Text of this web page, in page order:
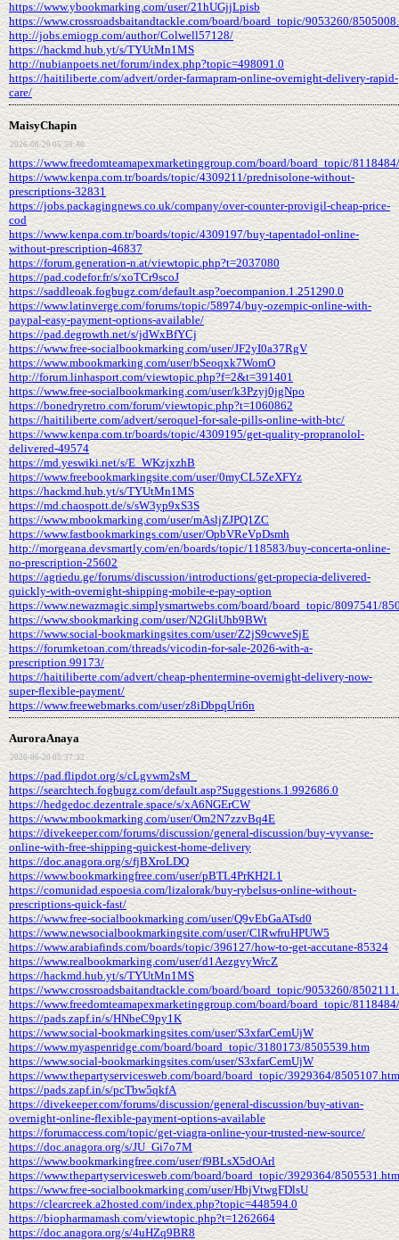
https://www.ybookmarking.com/user/21hUGjjLpisb
https://www.crossroadsbaitandtackle.com/board/board_topic/9053260/
http://jobs.emiogp.com/author/Colwell57128/
https://hackmd.hub.yt/s/TYUtMn1MS
http://nubianpoets.net/forum/index.php?topic=498091.0
https://haitiliberte.com/advert/order-farmapram-online-overnight-delivery-rapid-
care/
MaisyChapin
2026-06-20 05:50:40
https://www.freedomteamapexmarketinggroup.com/board/board_topic/
https://www.kenpa.com.tr/boards/topic/4309211/prednisolone-without-
prescriptions-32831
https://jobs.packagingnews.co.uk/company/over-counter-provigil-cheap-price-
cod
https://www.kenpa.com.tr/boards/topic/4309197/buy-tapentadol-online-
without-prescription-46837
https://forum.generation-n.at/viewtopic.php?t=2037080
https://pad.codefor.fr/s/xoTCr9scoJ
https://saddleoak.fogbugz.com/default.asp?oecompanion.1.251290.0
https://www.latinverge.com/forums/topic/58974/buy-ozempic-online-with-
paypal-easy-payment-options-available/
https://pad.degrowth.net/s/jdWxBfYCj
https://www.free-socialbookmarking.com/user/JF2yI0a37RgV
https://www.mbookmarking.com/user/bSeoqxk7WomO
http://forum.linhasport.com/viewtopic.php?f=2&t=391401
https://www.free-socialbookmarking.com/user/k3Pzyj0jgNpo
https://bonedryretro.com/forum/viewtopic.php?t=1060862
https://haitiliberte.com/advert/seroquel-for-sale-pills-online-with-btc/
https://www.kenpa.com.tr/boards/topic/4309195/get-quality-propranolol-
delivered-49574
https://md.yeswiki.net/s/E_WKzjxzhB
https://www.freebookmarkingsite.com/user/0myCL5ZeXFYz
https://hackmd.hub.yt/s/TYUtMn1MS
https://md.chaospott.de/s/sW3yp9xS3S
https://www.mbookmarking.com/user/mAsljZJPQ1ZC
https://www.fastbookmarkings.com/user/OpbVReVpDsmh
http://morgeana.devsmartly.com/en/boards/topic/118583/buy-concerta-online-
no-prescription-25602
https://agriedu.ge/forums/discussion/introductions/get-propecia-delivered-
quickly-with-overnight-shipping-mobile-e-pay-option
https://www.newazmagic.simplysmartwebs.com/board/board_topic/8097541/
https://www.sbookmarking.com/user/N2GliUhb9BWt
https://www.social-bookmarkingsites.com/user/Z2jS9cwveSjE
https://forumketoan.com/threads/vicodin-for-sale-2026-with-a-
prescription.99173/
https://haitiliberte.com/advert/cheap-phentermine-overnight-delivery-now-
super-flexible-payment/
https://www.freewebmarks.com/user/z8iDbpqUri6n
AuroraAnaya
2026-06-20 05:37:32
https://pad.flipdot.org/s/cLgvwm2sM_
https://searchtech.fogbugz.com/default.asp?Suggestions.1.992686.0
https://hedgedoc.dezentrale.space/s/xA6NGErCW
https://www.mbookmarking.com/user/Om2N7zzvBq4E
https://divekeeper.com/forums/discussion/general-discussion/buy-vyvanse-
online-with-free-shipping-quickest-home-delivery
https://doc.anagora.org/s/fjBXroLDQ
https://www.bookmarkingfree.com/user/pBTL4PrKH2L1
https://comunidad.espoesia.com/lizalorak/buy-rybelsus-online-without-
prescriptions-quick-fast/
https://www.free-socialbookmarking.com/user/Q9vEbGaATsd0
https://www.newsocialbookmarkingsite.com/user/ClRwfruHPUW5
https://www.arabiafinds.com/boards/topic/396127/how-to-get-accutane-85324
https://www.realbookmarking.com/user/d1AezgvyWrcZ
https://hackmd.hub.yt/s/TYUtMn1MS
https://www.crossroadsbaitandtackle.com/board/board_topic/9053260/
https://www.freedomteamapexmarketinggroup.com/board/board_topic/
https://pads.zapf.in/s/HNbeC9py1K
https://www.social-bookmarkingsites.com/user/S3xfarCemUjW
https://www.myaspenridge.com/board/board_topic/3180173/8505539.htm
https://www.social-bookmarkingsites.com/user/S3xfarCemUjW
https://www.thepartyservicesweb.com/board/board_topic/3929364/8505107.htm
https://pads.zapf.in/s/pcTbw5qkfA
https://divekeeper.com/forums/discussion/general-discussion/buy-ativan-
overnight-online-flexible-payment-options-available
https://forumaccess.com/topic/get-viagra-online-your-trusted-new-source/
https://doc.anagora.org/s/JU_Gi7o7M
https://www.bookmarkingfree.com/user/f9BLsX5dOArl
https://www.thepartyservicesweb.com/board/board_topic/3929364/8505531.htm
https://www.free-socialbookmarking.com/user/HbjVtwgFDlsU
https://clearcreek.a2hosted.com/index.php?topic=448594.0
https://biopharmamash.com/viewtopic.php?t=1262664
https://doc.anagora.org/s/4uHZq9BR8